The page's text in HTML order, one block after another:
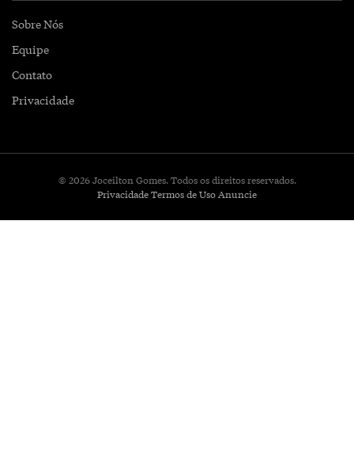
Sobre Nós
Equipe
Contato
Privacidade
© 2026 Joceilton Gomes. Todos os direitos reservados.
PrivacidadeTermos de UsoAnuncie